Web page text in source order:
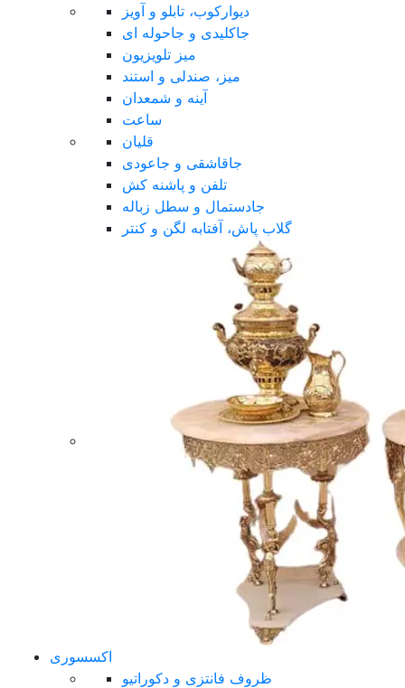
دیوارکوب، تابلو و آویز
جاکلیدی و جاحوله ای
میز تلویزیون
میز، صندلی و استند
آینه و شمعدان
ساعت
قلیان
جاقاشقی و جاعودی
تلفن و پاشنه کش
جادستمال و سطل زباله
گلاب پاش، آفتابه لگن و کنتر
اکسسوری
ظروف فانتزی و دکوراتیو